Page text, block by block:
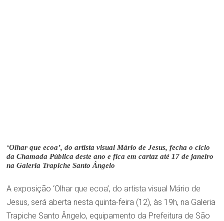
‘Olhar que ecoa’, do artista visual Mário de Jesus, fecha o ciclo
da Chamada Pública deste ano e fica em cartaz até 17 de janeiro
na Galeria Trapiche Santo Ângelo
A exposição ‘Olhar que ecoa’, do artista visual Mário de
Jesus, será aberta nesta quinta-feira (12), às 19h, na Galeria
Trapiche Santo Ângelo, equipamento da Prefeitura de São